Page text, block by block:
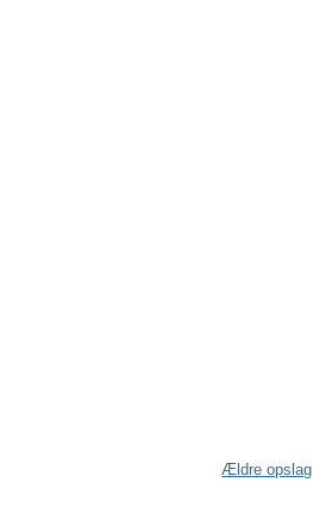
Ældre opslag